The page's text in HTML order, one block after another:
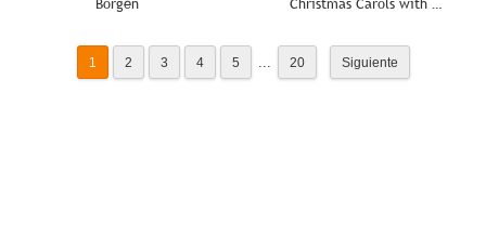
1 2 3 4 5 ... 20 Siguiente